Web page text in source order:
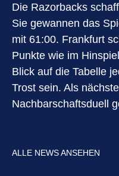
Die Razorbacks
Sie gewannen das
mit 61:00. Frankfurt
Punkte wie im
Blick auf die Tabelle
Trost sein. Als
Nachbarschaftsduell
ALLE NEWS ANSEHEN